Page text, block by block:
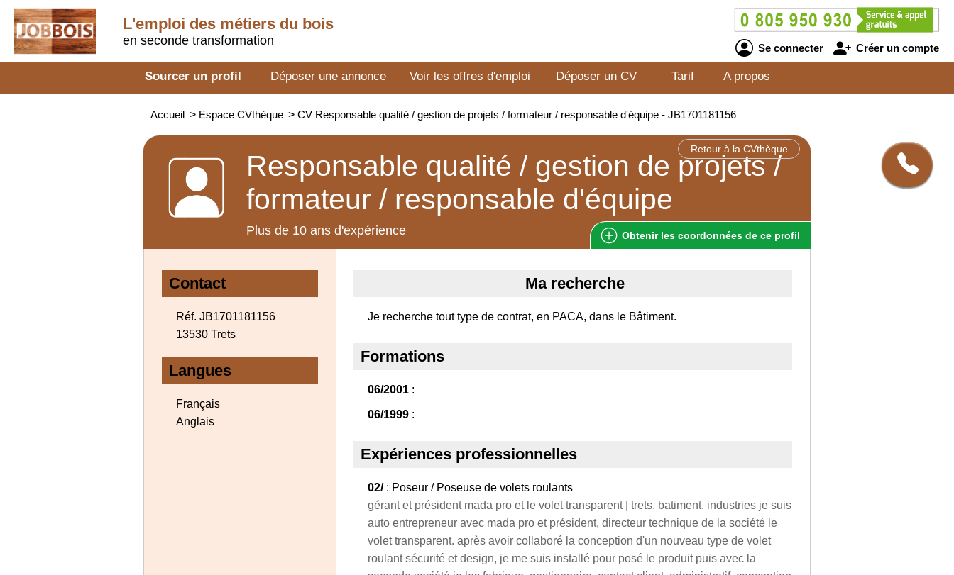
L'emploi des métiers du bois
en seconde transformation
Se connecter Créer un compte
Sourcer un profil Déposer une annonce Voir les offres d'emploi Déposer un CV Tarif A propos
Accueil > Espace CVthèque > CV Responsable qualité / gestion de projets / formateur / responsable d'équipe - JB1701181156
Retour à la CVthèque
Responsable qualité / gestion de projets /
formateur / responsable d'équipe
Plus de 10 ans d'expérience Obtenir les coordonnées de ce profil
Contact
Réf. JB1701181156
13530 Trets
Langues
Français
Anglais
Ma recherche
Je recherche tout type de contrat, en PACA, dans le Bâtiment.
Formations
06/2001 :
06/1999 :
Expériences professionnelles
02/: Poseur / Poseuse de volets roulants
gérant et président mada pro et le volet transparent | trets, batiment, industries je suis
auto entrepreneur avec mada pro et président, directeur technique de la société le
volet transparent. après avoir collaboré la conception d'un nouveau type de volet
roulant sécurité et design, je me suis installé pour posé le produit puis avec la